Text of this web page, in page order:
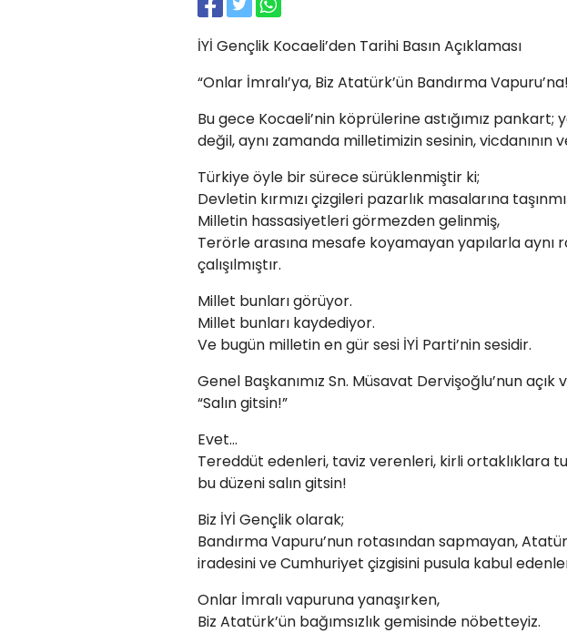
İYİ Gençlik Kocaeli’den Tarihi Basın Açıklaması
“Onlar İmralı’ya, Biz Atatürk’ün Bandırma
Bu gece Kocaeli’nin köprülerine astığımız
değil, aynı zamanda milletimizin sesinin, vicdanının
Türkiye öyle bir sürece sürüklenmiştir ki;
Devletin kırmızı çizgileri pazarlık masalarına
Milletin hassasiyetleri görmezden gelinmiş,
Terörle arasına mesafe koyamayan yapılarla aynı
çalışılmıştır.
Millet bunları görüyor.
Millet bunları kaydediyor.
Ve bugün milletin en gür sesi İYİ Parti’nin sesidir.
Genel Başkanımız Sn. Müsavat Dervişoğlu’nun açık
“Salın gitsin!”
Evet…
Tereddüt edenleri, taviz verenleri, kirli ortaklıklara
bu düzeni salın gitsin!
Biz İYİ Gençlik olarak;
Bandırma Vapuru’nun rotasından sapmayan,
iradesini ve Cumhuriyet çizgisini pusula kabul
Onlar İmralı vapuruna yanaşırken,
Biz Atatürk’ün bağımsızlık gemisinde nöbetteyiz.